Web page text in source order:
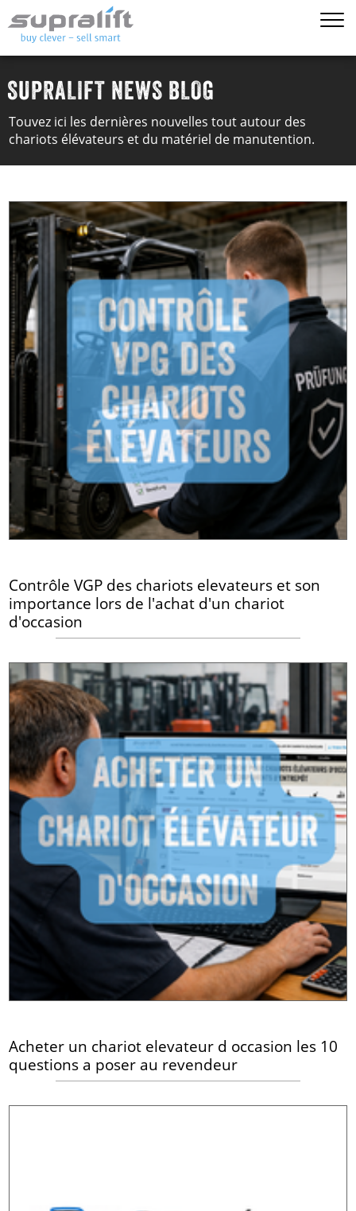
SUPRALIFT NEWS BLOG
Touvez ici les dernières nouvelles tout autour des
chariots élévateurs et du matériel de manutention.
Contrôle VGP des chariots elevateurs et son
importance lors de l'achat d'un chariot
d'occasion
Acheter un chariot elevateur d occasion les 10
questions a poser au revendeur